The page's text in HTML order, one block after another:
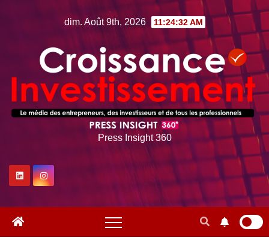
dim. Août 9th, 2026 11:24:33 AM
Press Insight 360